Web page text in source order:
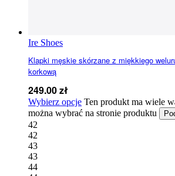
Ire Shoes
Klapki męskie skórzane z miękkiego
korkową
249.00zł
Wybierz opcje Ten produkt ma wiele
można wybrać na stronie produktu
42
42
43
43
44